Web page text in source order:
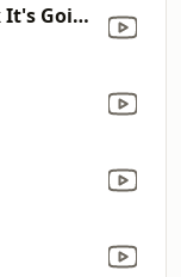
Rocket Man (I Think It's Going to Be a Long Long Time)